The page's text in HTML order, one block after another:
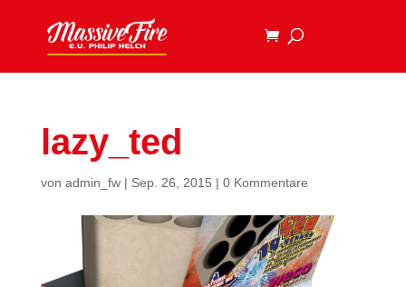
lazy_ted
von admin_fw| Sep. 26, 2015 | 0 Kommentare